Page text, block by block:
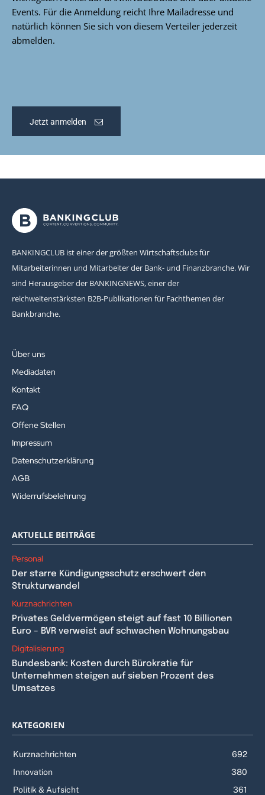
Events. Für die Anmeldung reicht Ihre Mailadresse und
natürlich können Sie sich von diesem Verteiler jederzeit
abmelden.
Jetzt anmelden
BANKINGCLUB ist einer der größten Wirtschaftsclubs für
Mitarbeiterinnen und Mitarbeiter der Bank- und Finanzbranche. Wir
sind Herausgeber der BANKINGNEWS, einer der
reichweitenstärksten B2B-Publikationen für Fachthemen der
Bankbranche.
Über uns
Mediadaten
Kontakt
FAQ
Offene Stellen
Impressum
Datenschutzerklärung
AGB
Widerrufsbelehrung
AKTUELLE BEITRÄGE
Personal
Der starre Kündigungsschutz erschwert den
Strukturwandel
Kurznachrichten
Privates Geldvermögen steigt auf fast 10 Billionen
Euro – BVR verweist auf schwachen Wohnungsbau
Digitalisierung
Bundesbank: Kosten durch Bürokratie für
Unternehmen steigen auf sieben Prozent des
Umsatzes
KATEGORIEN
Kurznachrichten
692
Innovation
380
Politik & Aufsicht
361